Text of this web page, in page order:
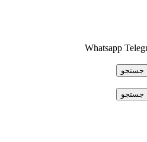
Whatsapp
جستجو
جستجو